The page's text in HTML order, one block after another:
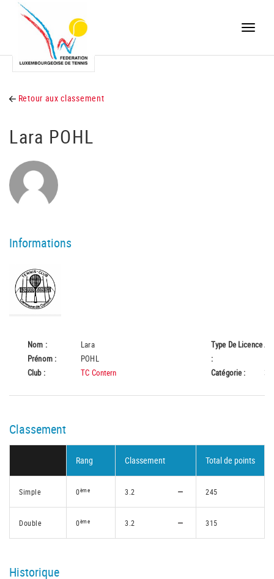
Toggle
Retour aux classement
Lara POHL
Informations
Nom :
Lara
Prénom :
POHL
Club :
TC Contern
Type De Licence
:
A
Catégorie :
Classement
Rang Classement Total de points
Simple 0ème 3.2 245
Double 0ème 3.2 315
Historique